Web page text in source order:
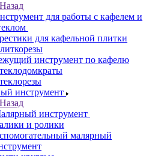
Назад
для работы с кафелем и
для кафельной плитки
инструмент по кафелю
инструмент
Назад
инструмент
и ролики
малярный